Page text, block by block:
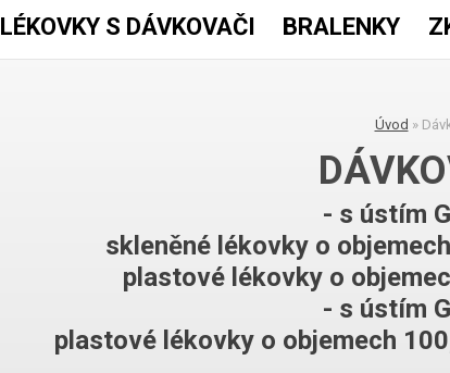
LÉKOVKY S DÁVKOVAČI BRALENKY
Úvod »
- s ústím
skleněné lékovky o
plastové lékovky o
- s ústím
plastové lékovky o objemech